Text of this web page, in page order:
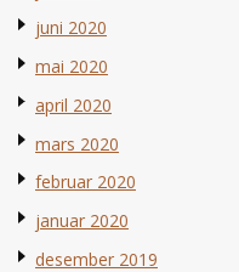
juni 2020
mai 2020
april 2020
mars 2020
februar 2020
januar 2020
desember 2019